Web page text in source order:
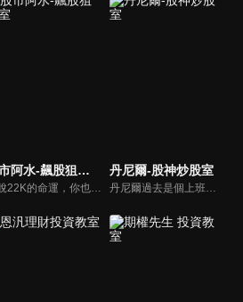
股市阿水-飆股狙擊室
擺脫22K的命運，你也可以！股市阿水獨創「布林選股法」，32歲賺進3棟房！學會了，從此讓錢幫你賺錢，跟低薪生活說bye-bye~
丹尼爾-股神炒股室